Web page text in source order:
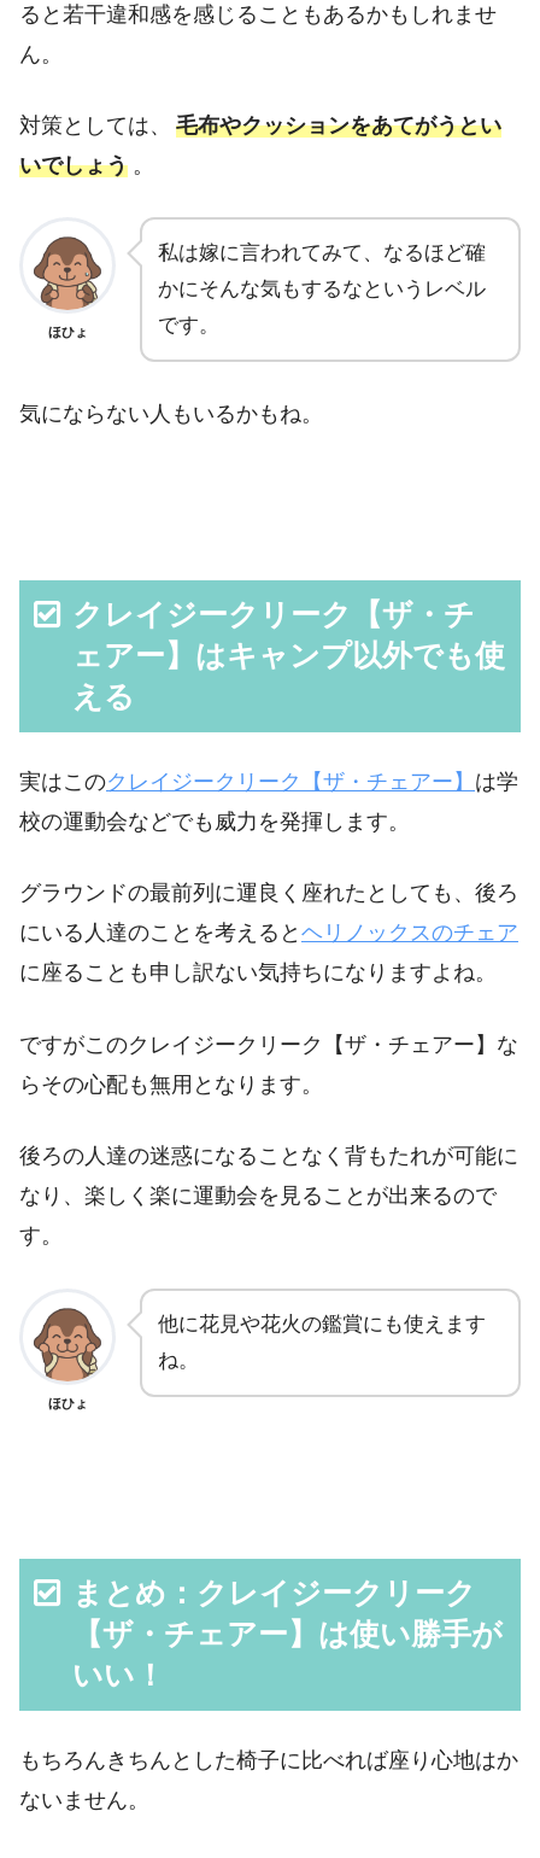
ると若干違和感を感じることもあるかもしれませ
ん。
対策としては、
毛布やクッションをあてがうとい
いでしょう 。
ほひょ
私は嫁に言われてみて、なるほど確
かにそんな気もするなというレベル
です。
気にならない人もいるかもね。
クレイジークリーク【ザ・チ
ェアー】はキャンプ以外でも使
える
実はこのクレイジークリーク【ザ・チェアー】 は学
校の運動会などでも威力を発揮します。
グラウンドの最前列に運良く座れたとしても、後ろ
にいる人達のことを考えると ヘリノックスのチェア
に座ることも申し訳ない気持ちになりますよね。
ですがこのクレイジークリーク【ザ・チェアー】な
らその心配も無用となります。
後ろの人達の迷惑になることなく背もたれが可能に
なり、楽しく楽に運動会を見ることが出来るので
す。
ほひょ
他に花見や花火の鑑賞にも使えます
ね。
まとめ：クレイジークリーク
【ザ・チェアー】は使い勝手が
いい！
もちろんきちんとした椅子に比べれば座り心地はか
ないません。